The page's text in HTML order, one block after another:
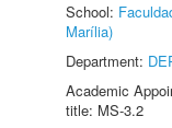
School:
Marília)
Department:
Academic
title: MS-3.2